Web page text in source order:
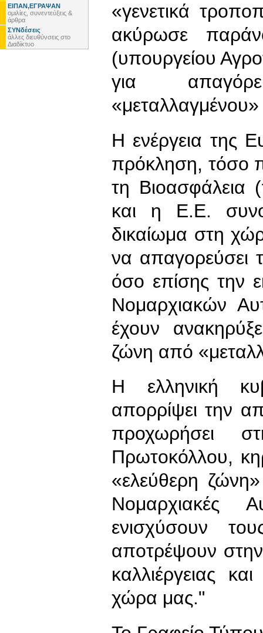
ΕΙΠΑΝ,ΕΓΡΑΨΑΝ
ομιλίες, συνεντεύξεις &
άρθρα
ΣΥΝδέσεις
άλλες διευθύνσεις στο
Διαδίκτυο
«γενετικά
ακύρωσε
(υπουργείου
για
Η ενέργεια της
πρόκληση, τόσο
τη Βιοασφάλεια
και η Ε.Ε.
δικαίωμα στη
να απαγορεύσει
όσο επίσης την
Νομαρχιακών
έχουν
ζώνη από
Η ελληνική
απορρίψει την
προχωρήσει
Πρωτοκόλλου,
«ελεύθερη
Νομαρχιακές
ενισχύσουν
αποτρέψουν
καλλιέργειας
χώρα μας."